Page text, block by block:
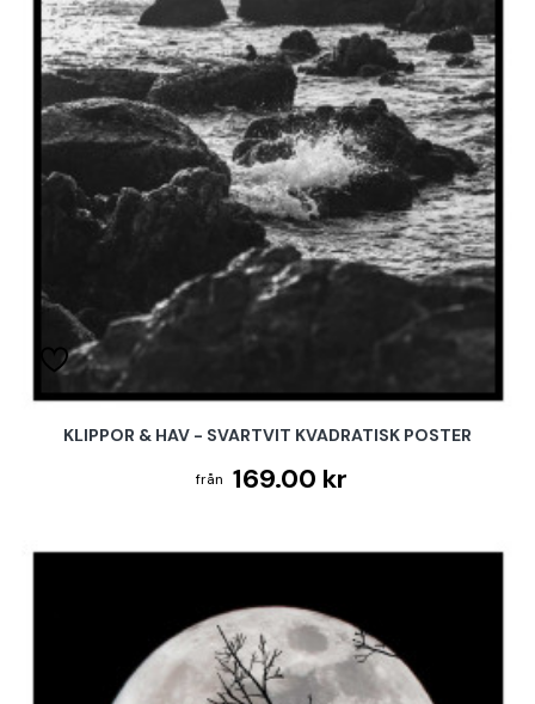
KLIPPOR & HAV - SVARTVIT KVADRATISK POSTER
169.00 kr